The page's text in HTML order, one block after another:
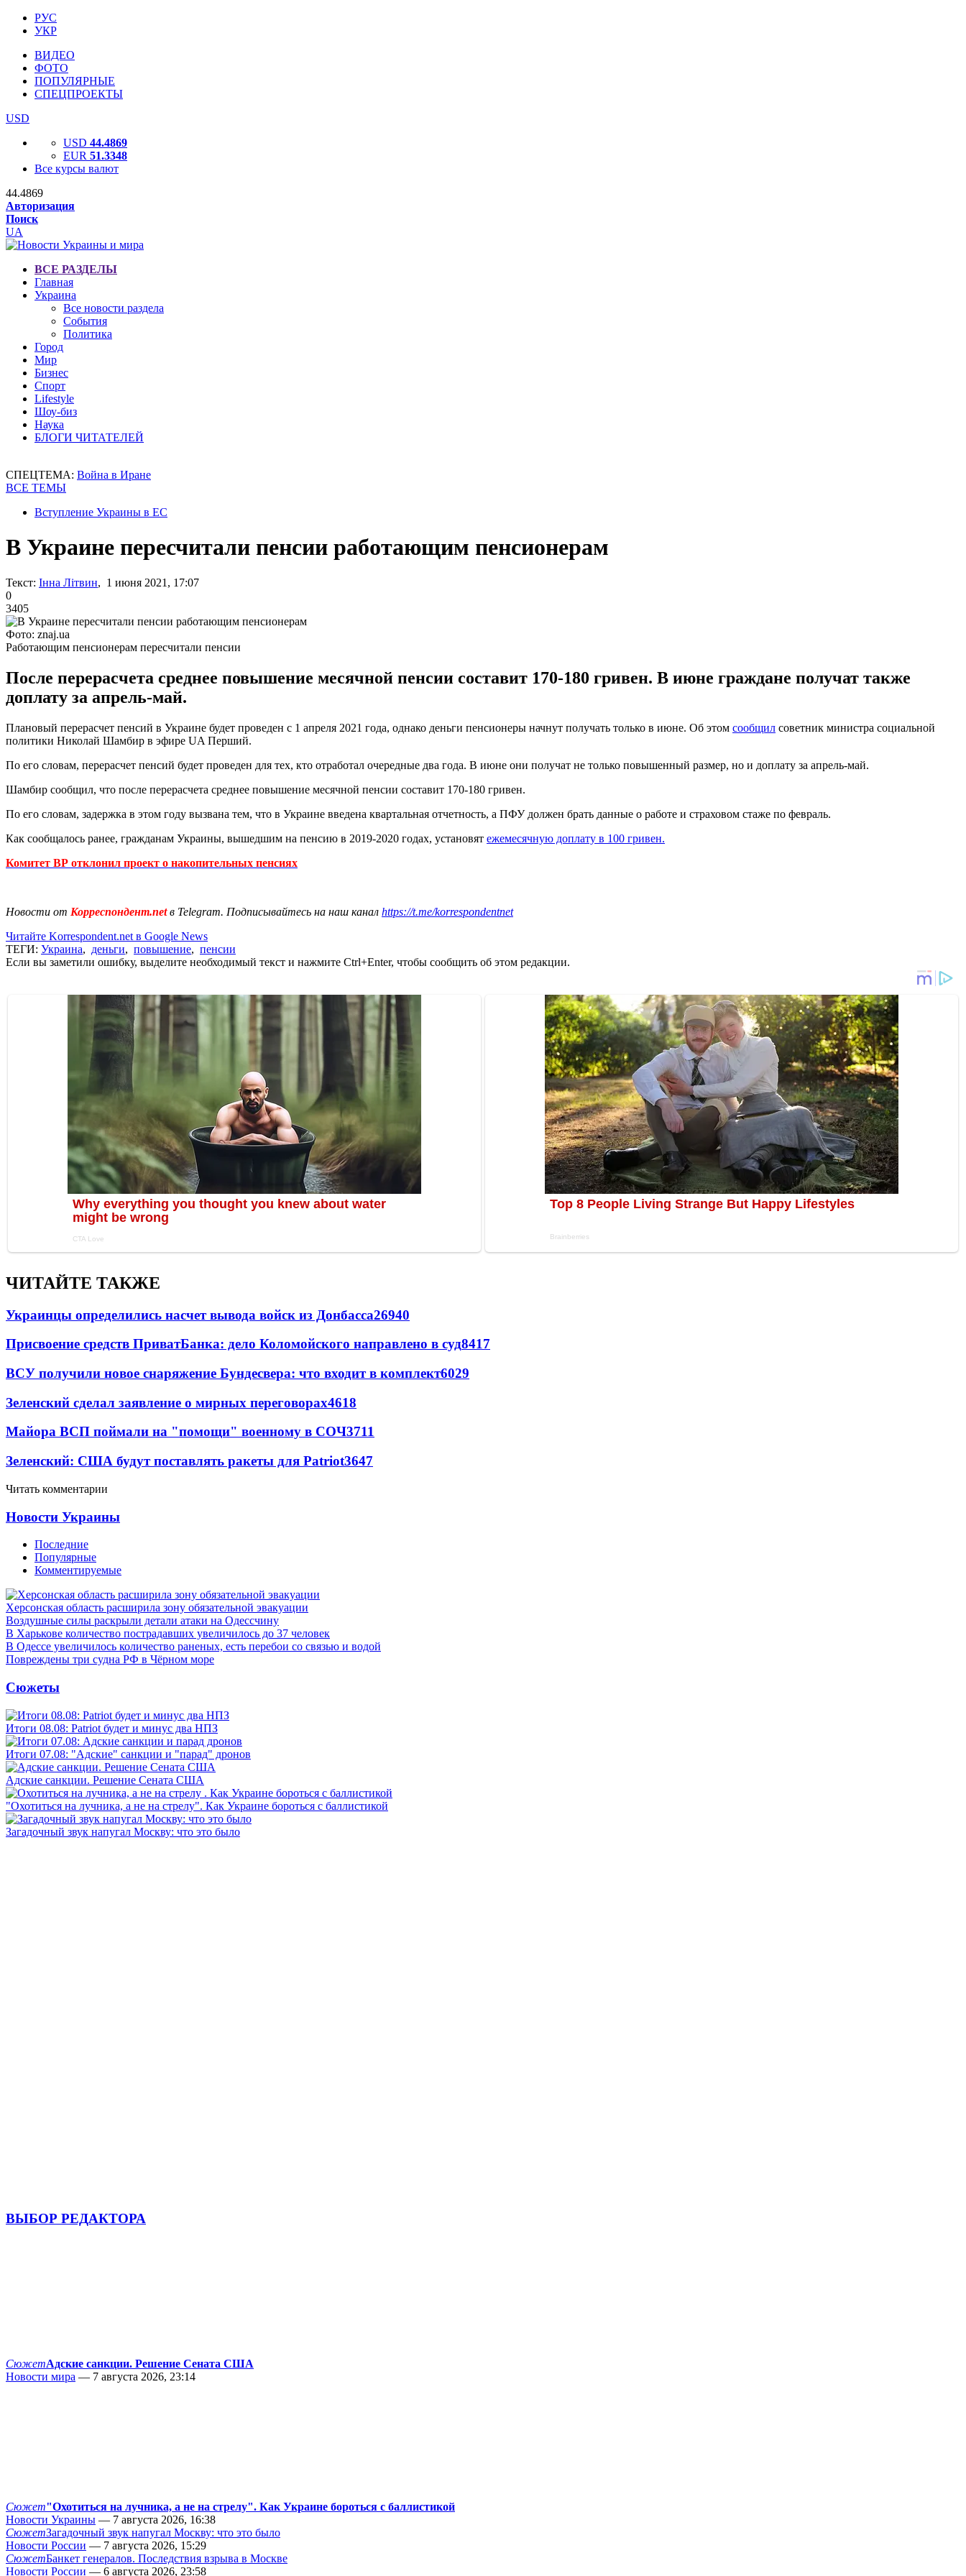
РУС
УКР
ВИДЕО
ФОТО
ПОПУЛЯРНЫЕ
СПЕЦПРОЕКТЫ
USD
USD 44.4869
EUR 51.3348
Все курсы валют
44.4869
Авторизация
Поиск
UA
ВСЕ РАЗДЕЛЫ
Главная
Украина
Все новости раздела
События
Политика
Город
Мир
Бизнес
Спорт
Lifestyle
Шоу-биз
Наука
БЛОГИ ЧИТАТЕЛЕЙ
СПЕЦТЕМА: Война в Иране
ВСЕ ТЕМЫ
Вступление Украины в ЕС
В Украине пересчитали пенсии работающим пенсионерам
Текст: Інна Літвин, 1 июня 2021, 17:07
0
3405
Фото: znaj.ua
Работающим пенсионерам пересчитали пенсии
После перерасчета среднее повышение месячной пенсии составит 170-180 гривен. В июне граждане получат также
доплату за апрель-май.
Плановый перерасчет пенсий в Украине будет проведен с 1 апреля 2021 года, однако деньги пенсионеры начнут получать только в июне. Об этом сообщил советник министра социальной
политики Николай Шамбир в эфире UA Перший.
По его словам, перерасчет пенсий будет проведен для тех, кто отработал очередные два года. В июне они получат не только повышенный размер, но и доплату за апрель-май.
Шамбир сообщил, что после перерасчета среднее повышение месячной пенсии составит 170-180 гривен.
По его словам, задержка в этом году вызвана тем, что в Украине введена квартальная отчетность, а ПФУ должен брать данные о работе и страховом стаже по февраль.
Как сообщалось ранее, гражданам Украины, вышедшим на пенсию в 2019-2020 годах, установят ежемесячную доплату в 100 гривен.
Комитет ВР отклонил проект о накопительных пенсиях
Новости от Корреспондент.netв Telegram. Подписывайтесь на наш канал https://t.me/korrespondentnet
Читайте Korrespondent.net в Google News
ТЕГИ: Украина, деньги, повышение, пенсии
Если вы заметили ошибку, выделите необходимый текст и нажмите Ctrl+Enter, чтобы сообщить об этом редакции.
ЧИТАЙТЕ ТАКЖЕ
Украинцы определились насчет вывода войск из Донбасса26940
Присвоение средств ПриватБанка: дело Коломойского направлено в суд8417
ВСУ получили новое снаряжение Бундесвера: что входит в комплект6029
Зеленский сделал заявление о мирных переговорах4618
Майора ВСП поймали на "помощи" военному в СОЧ3711
Зеленский: США будут поставлять ракеты для Patriot3647
Читать комментарии
Новости Украины
Последние
Популярные
Комментируемые
Херсонская область расширила зону обязательной эвакуации
Воздушные силы раскрыли детали атаки на Одессчину
В Харькове количество пострадавших увеличилось до 37 человек
В Одессе увеличилось количество раненых, есть перебои со связью и водой
Повреждены три судна РФ в Чёрном море
Сюжеты
Итоги 08.08: Patriot будет и минус два НПЗ
Итоги 07.08: "Адские" санкции и "парад" дронов
Адские санкции. Решение Сената США
"Охотиться на лучника, а не на стрелу". Как Украине бороться с баллистикой
Загадочный звук напугал Москву: что это было
ВЫБОР РЕДАКТОРА
СюжетАдские санкции. Решение Сената США
Новости мира — 7 августа 2026, 23:14
Сюжет"Охотиться на лучника, а не на стрелу". Как Украине бороться с баллистикой
Новости Украины — 7 августа 2026, 16:38
СюжетЗагадочный звук напугал Москву: что это было
Новости России — 7 августа 2026, 15:29
СюжетБанкет генералов. Последствия взрыва в Москве
Новости России — 6 августа 2026, 23:58